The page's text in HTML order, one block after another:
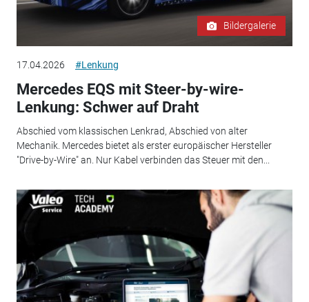
Bildergalerie
17.04.2026 #Lenkung
Mercedes EQS mit Steer-by-wire-
Lenkung: Schwer auf Draht
Abschied vom klassischen Lenkrad, Abschied von alter
Mechanik. Mercedes bietet als erster europäischer Hersteller
"Drive-by-Wire" an. Nur Kabel verbinden das Steuer mit den...